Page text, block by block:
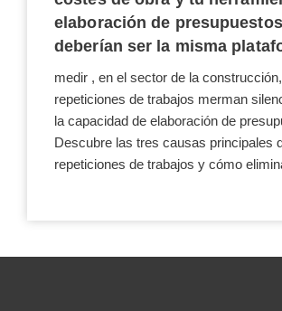
elaboración de presupuestos
deberían ser la misma
medir , en el sector de la
repeticiones de trabajos merman
la capacidad de elaboración de
Descubre las tres causas principales
repeticiones de trabajos y cómo